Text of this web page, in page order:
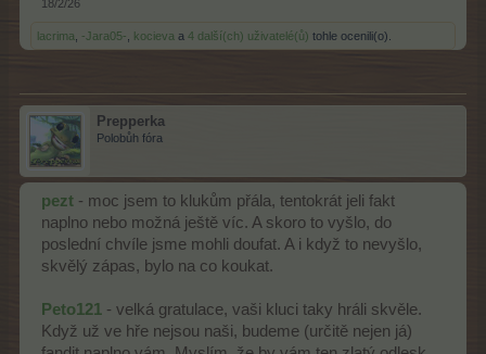
18/2/26
lacrima -Jara05- kocieva a 4 další(ch) uživatelé(ů) tohle ocenili(o).
Prepperka
Polobůh fóra
pezt - moc jsem to klukům přála, tentokrát jeli fakt
naplno nebo možná ještě víc. A skoro to vyšlo, do
poslední chvíle jsme mohli doufat. A i když to nevyšlo,
skvělý zápas, bylo na co koukat.
Peto121
- velká gratulace, vaši kluci taky hráli skvěle.
Když už ve hře nejsou naši, budeme (určitě nejen já)